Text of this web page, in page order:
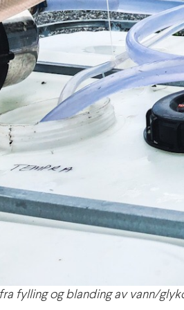
fylling og blanding av vann/